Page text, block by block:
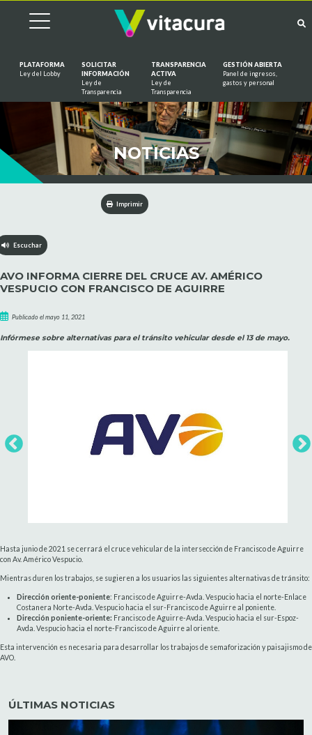
PLATAFORMA
Ley del Lobby
SOLICITAR
INFORMACIÓN
Ley de
Transparencia
TRANSPARENCIA
ACTIVA
Ley de
Transparencia
GESTIÓN ABIERTA
Panel de ingresos,
gastos y personal
NOTICIAS
Imprimir
Escuchar
AVO INFORMA CIERRE DEL CRUCE AV. AMÉRICO
VESPUCIO CON FRANCISCO DE AGUIRRE
Publicado el mayo 11, 2021
Infórmese sobre alternativas para el tránsito vehicular desde el 13 de mayo.
Hasta junio de 2021 se cerrará el cruce vehicular de la intersección de Francisco de Aguirre
con Av. Américo Vespucio.
Mientras duren los trabajos, se sugieren a los usuarios las siguientes alternativas de tránsito:
Dirección oriente-poniente: Francisco de Aguirre-Avda. Vespucio hacia el norte-Enlace
Costanera Norte-Avda. Vespucio hacia el sur-Francisco de Aguirre al poniente.
Dirección poniente-oriente: Francisco de Aguirre-Avda. Vespucio hacia el sur-Espoz-
Avda. Vespucio hacia el norte-Francisco de Aguirre al oriente.
Esta intervención es necesaria para desarrollar los trabajos de semaforización y paisajismo de
AVO.
ÚLTIMAS NOTICIAS